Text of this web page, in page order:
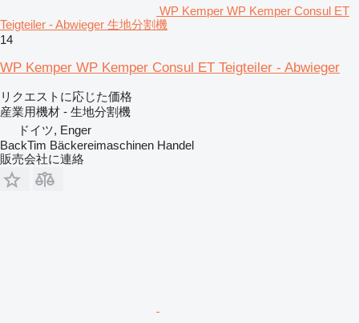
WP Kemper WP Kemper Consul ET
Teigteiler - Abwieger 生地分割機
14
WP Kemper WP Kemper Consul ET Teigteiler - Abwieger
リクエストに応じた価格
産業用機材 - 生地分割機
ドイツ, Enger
BackTim Bäckereimaschinen Handel
販売会社に連絡